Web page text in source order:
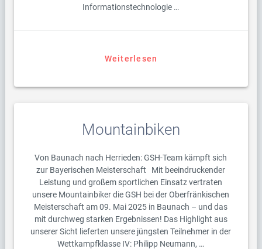
Informationstechnologie …
Weiterlesen
Mountainbiken
Von Baunach nach Herrieden: GSH-Team kämpft sich
zur Bayerischen Meisterschaft Mit beeindruckender
Leistung und großem sportlichen Einsatz vertraten
unsere Mountainbiker die GSH bei der Oberfränkischen
Meisterschaft am 09. Mai 2025 in Baunach – und das
mit durchweg starken Ergebnissen! Das Highlight aus
unserer Sicht lieferten unsere jüngsten Teilnehmer in der
Wettkampfklasse IV: Philipp Neumann, …